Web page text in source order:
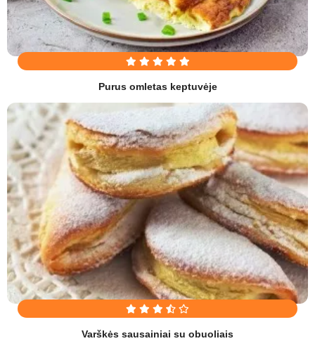
Purus omletas keptuvėje
Varškės sausainiai su obuoliais